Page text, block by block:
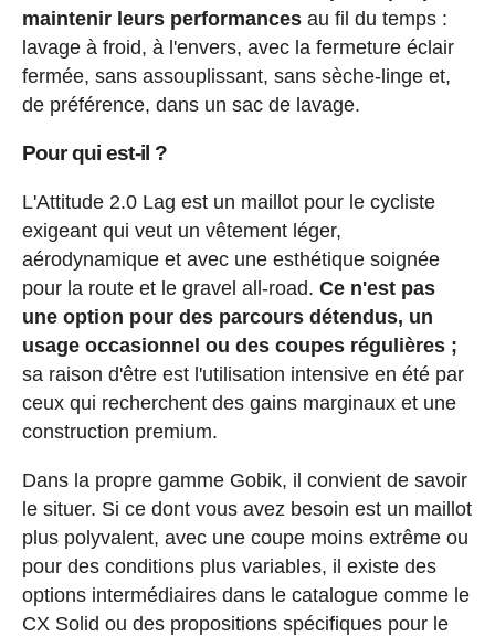
maintenir leurs performancesau fil du temps :
lavage à froid, à l'envers, avec la fermeture éclair
fermée, sans assouplissant, sans sèche-linge et,
de préférence, dans un sac de lavage.
Pour qui est-il ?
L'Attitude 2.0 Lag est un maillot pour le cycliste
exigeant qui veut un vêtement léger,
aérodynamique et avec une esthétique soignée
pour la route et le gravel all-road. Ce n'est pas
une option pour des parcours détendus, un
usage occasionnel ou des coupes régulières ;
sa raison d'être est l'utilisation intensive en été par
ceux qui recherchent des gains marginaux et une
construction premium.
Dans la propre gamme Gobik, il convient de savoir
le situer. Si ce dont vous avez besoin est un maillot
plus polyvalent, avec une coupe moins extrême ou
pour des conditions plus variables, il existe des
options intermédiaires dans le catalogue comme le
CX Solid ou des propositions spécifiques pour le